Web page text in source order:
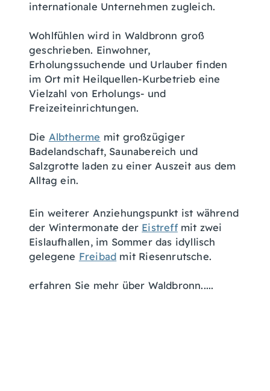
internationale Unternehmen zugleich.
Wohlfühlen wird in Waldbronn groß
geschrieben. Einwohner,
Erholungssuchende und Urlauber finden
im Ort mit Heilquellen-Kurbetrieb eine
Vielzahl von Erholungs- und
Freizeiteinrichtungen.
Die Albtherme mit großzügiger
Badelandschaft, Saunabereich und
Salzgrotte laden zu einer Auszeit aus dem
Alltag ein.
Ein weiterer Anziehungspunkt ist während
der Wintermonate der Eistreffmit zwei
Eislaufhallen, im Sommer das idyllisch
gelegene Freibad mit Riesenrutsche.
erfahren Sie mehr über Waldbronn.....